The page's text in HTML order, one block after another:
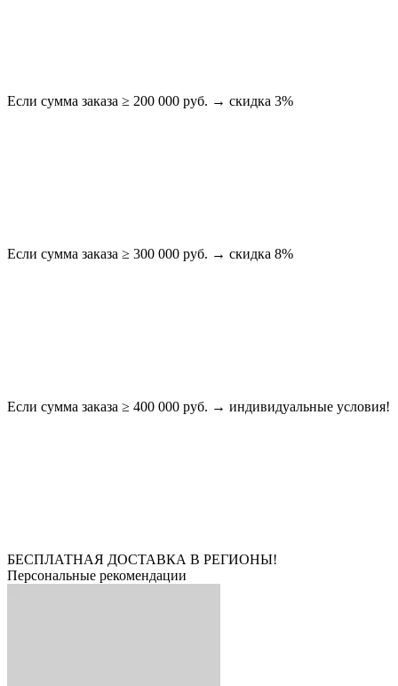
Если сумма заказа ≥ 200 000 руб. → скидка 3%
Если сумма заказа ≥ 300 000 руб. → скидка 8%
Если сумма заказа ≥ 400 000 руб. → индивидуальные условия!
БЕСПЛАТНАЯ ДОСТАВКА В РЕГИОНЫ!
Персональные рекомендации